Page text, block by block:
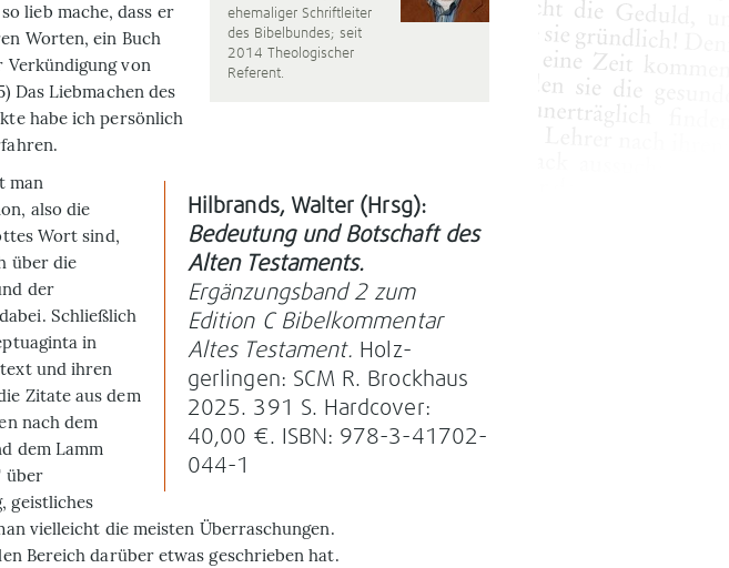
ehemaliger Schriftleiter
des Bibelbundes; seit
2014 Theologischer
Referent.
lieb mache, dass er
Worten, ein Buch
Verkündigung von
Das Liebmachen des
habe ich persönlich
Hilbrands, Walter (Hrsg):
Bedeutung und Botschaft des
Alten Testaments.
Ergänzungsband 2 zum
Edition C Bibelkommentar
Altes Testament. Holz­
gerlingen: SCM R. Brockhaus
2025. 391 S. Hardcover:
40,00 €. ISBN: 978-3-41702-
044-1
man
also die
Wort sind,
über die
der
Schließlich
in
und ihren
Zitate aus dem
nach dem
dem Lamm
über
geistliches
vielleicht die meisten Überraschungen.
Bereich darüber etwas geschrieben hat.